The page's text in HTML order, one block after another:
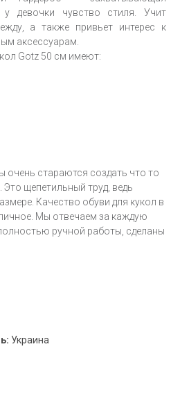
у девочки чувство стиля. Учит
а также привьет интерес к
аксессуарам.
Gotz 50 см имеют:
очень стараются создать что то
Это щепетильный труд, ведь
Качество обуви для кукол в
Мы отвечаем за каждую
ручной работы, сделаны
Украина